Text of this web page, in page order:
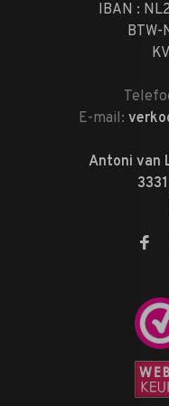
IBAN :
BTW-
E-mail:
Antoni van